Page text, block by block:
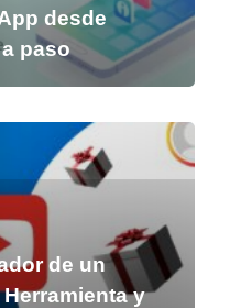
desde
paso
de un
y